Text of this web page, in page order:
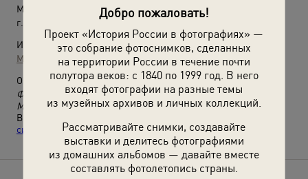
Добро пожаловать!
Проект «История России в фотографиях» —
это собрание фотоснимков, сделанных
на территории России в течение почти
полутора веков: с 1840 по 1999 год. В него
входят фотографии на разные темы
из музейных архивов и личных коллекций.
Рассматривайте снимки, создавайте
выставки и делитесь фотографиями
из домашних альбомов — давайте вместе
составлять фотолетопись страны.
Место съемки:
г. Москва
Источники:
Музей истории евреев в России
О фотографии:
Фото из альбома с дарственной надписью председателя
Московской религиозной еврейской общины Е. Г. Каплуна.
Выставка
синагоге»
с этой фотографией.